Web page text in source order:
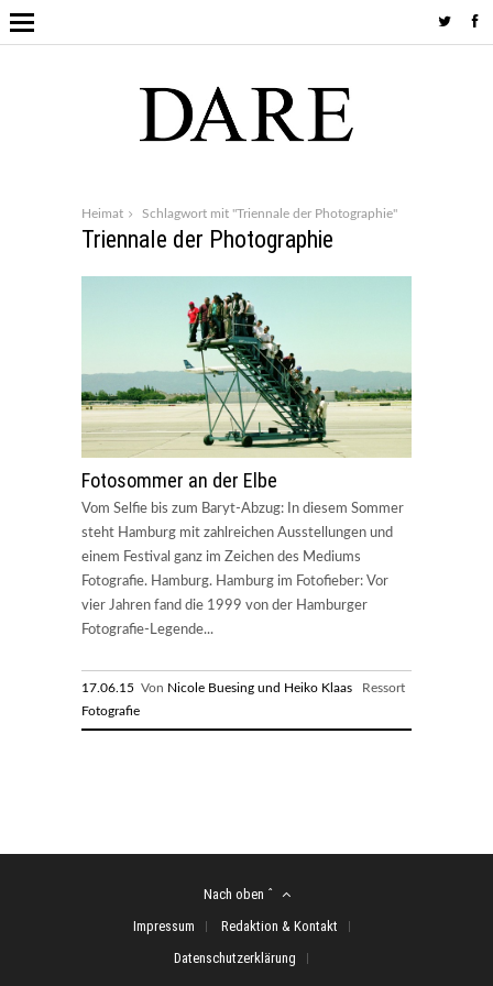
Heimat Schlagwort mit "Triennale der Photographie"
Triennale der Photographie
Fotosommer an der Elbe
Vom Selfie bis zum Baryt-Abzug: In diesem Sommer
steht Hamburg mit zahlreichen Ausstellungen und
einem Festival ganz im Zeichen des Mediums
Fotografie. Hamburg. Hamburg im Fotofieber: Vor
vier Jahren fand die 1999 von der Hamburger
Fotografie-Legende...
17.06.15 Von Nicole Buesing und Heiko Klaas Ressort
Fotografie
Nach oben ˆ
Impressum
Redaktion & Kontakt
Datenschutzerklärung